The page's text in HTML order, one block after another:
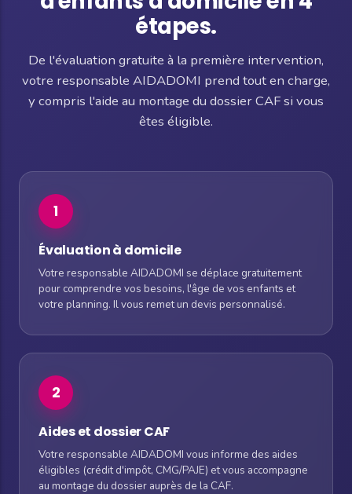
étapes.
De l'évaluation gratuite à la première intervention,
votre responsable AIDADOMI prend tout en charge,
y compris l'aide au montage du dossier CAF si vous
êtes éligible.
1
Évaluation à domicile
Votre responsable AIDADOMI se déplace gratuitement
pour comprendre vos besoins, l'âge de vos enfants et
votre planning. Il vous remet un devis personnalisé.
2
Aides et dossier CAF
Votre responsable AIDADOMI vous informe des aides
éligibles (crédit d'impôt, CMG/PAJE) et vous accompagne
au montage du dossier auprès de la CAF.